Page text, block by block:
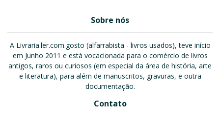
Sobre nós
A Livraria.ler.com.gosto (alfarrabista - livros usados), teve início
em Junho 2011 e está vocacionada para o comércio de livros
antigos, raros ou curiosos (em especial da área de história, arte
e literatura), para além de manuscritos, gravuras, e outra
documentação.
Contato